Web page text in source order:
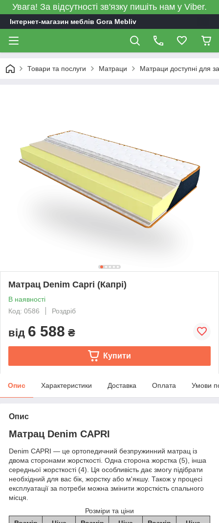
Увага! За відсутності зв'язку пишіть нам у Viber.
Інтернет-магазин меблів Gora Mebliv
Товари та послуги Матраци Матраци доступні для
Матрац Denim Capri (Капрі)
В наявності
Код: 0586
Роздріб
від 6 588 ₴
Купити
Опис Характеристики Доставка Оплата Умови
Опис
Матрац Denim CAPRI
Denim CAPRI — це ортопедичний безпружинний матрац із
двома сторонами жорсткості. Одна сторона жорстка (5), інша
середньої жорсткості (4). Ця особливість дає змогу підібрати
необхідний для вас бік, жорстку або м'якшу. Також у процесі
експлуатації за потреби можна змінити жорсткість спального
місця.
Розміри та ціни